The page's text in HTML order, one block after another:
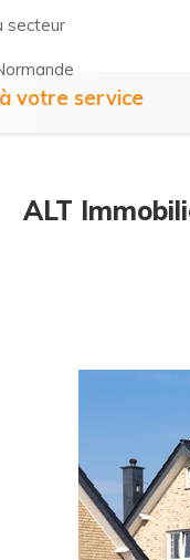
secteur
votre service
ALT